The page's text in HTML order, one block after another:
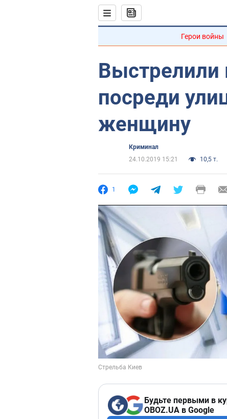
Герои войны
Выстрелили
посреди
женщину
Криминал
24.10.2019 15:21
10,5 т.
1
Будьте первыми в
OBOZ.UA в Google